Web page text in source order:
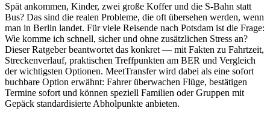
Spät ankommen, Kinder, zwei große Koffer und die S‑Bahn statt
Bus? Das sind die realen Probleme, die oft übersehen werden, wenn
man in Berlin landet. Für viele Reisende nach Potsdam ist die Frage:
Wie komme ich schnell, sicher und ohne zusätzlichen Stress an?
Dieser Ratgeber beantwortet das konkret — mit Fakten zu Fahrtzeit,
Streckenverlauf, praktischen Treffpunkten am BER und Vergleich
der wichtigsten Optionen. MeetTransfer wird dabei als eine sofort
buchbare Option erwähnt: Fahrer überwachen Flüge, bestätigen
Termine sofort und können speziell Familien oder Gruppen mit
Gepäck standardisierte Abholpunkte anbieten.